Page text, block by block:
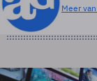
Meer